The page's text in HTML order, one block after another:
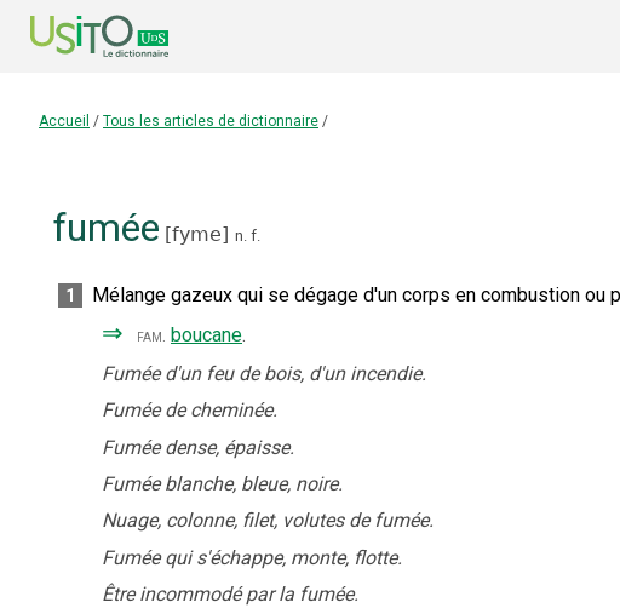
Accueil / Tous les articles de dictionnaire /
fumée [fyme] n. f.
1 Mélange gazeux qui se dégage d'un corps en combustion ou
⇒ fam. boucane.
Fumée d'un feu de bois, d'un incendie.
Fumée de cheminée.
Fumée dense, épaisse.
Fumée blanche, bleue, noire.
Nuage, colonne, filet, volutes de fumée.
Fumée qui s'échappe, monte, flotte.
Être incommodé par la fumée.